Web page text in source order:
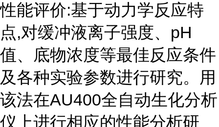
性能评价:基于动力学反应特
点,对缓冲液离子强度、pH
值、底物浓度等最佳反应条件
及各种实验参数进行研究。用
该法在AU400全自动生化分析
仪上进行相应的性能分析研